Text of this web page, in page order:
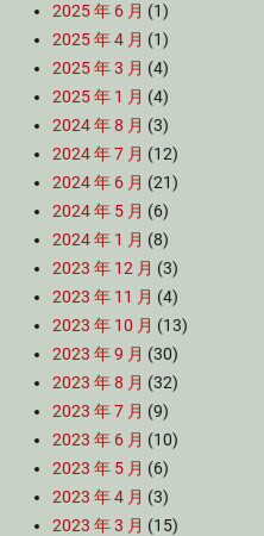
2025 年 6 月 (1)
2025 年 4 月 (1)
2025 年 3 月 (4)
2025 年 1 月 (4)
2024 年 8 月 (3)
2024 年 7 月 (12)
2024 年 6 月 (21)
2024 年 5 月 (6)
2024 年 1 月 (8)
2023 年 12 月 (3)
2023 年 11 月 (4)
2023 年 10 月 (13)
2023 年 9 月 (30)
2023 年 8 月 (32)
2023 年 7 月 (9)
2023 年 6 月 (10)
2023 年 5 月 (6)
2023 年 4 月 (3)
2023 年 3 月 (15)